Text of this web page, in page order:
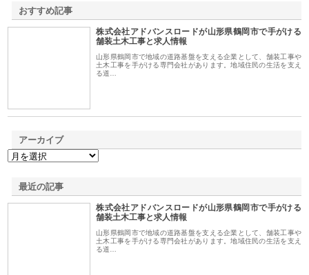
おすすめ記事
株式会社アドバンスロードが山形県鶴岡市で手がける
舗装土木工事と求人情報
山形県鶴岡市で地域の道路基盤を支える企業として、舗装工事や
土木工事を手がける専門会社があります。地域住民の生活を支え
る道…
アーカイブ
最近の記事
株式会社アドバンスロードが山形県鶴岡市で手がける
舗装土木工事と求人情報
山形県鶴岡市で地域の道路基盤を支える企業として、舗装工事や
土木工事を手がける専門会社があります。地域住民の生活を支え
る道…